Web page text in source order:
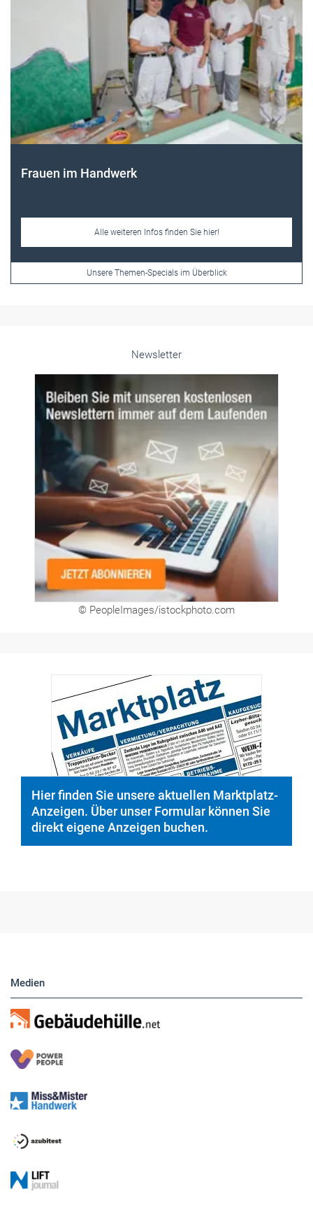
Frauen im Handwerk
Alle weiteren Infos finden Sie hier!
Unsere Themen-Specials im Überblick
Newsletter
© PeopleImages/istockphoto.com
Hier finden Sie unsere aktuellen Marktplatz-
Anzeigen. Über unser Formular können Sie
direkt eigene Anzeigen buchen.
Medien